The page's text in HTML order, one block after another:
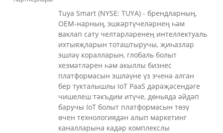
Tuya Smart (NYSE: TUYA) - брендларның,
OEM-нарның, эшкәртүчеләрнең һәм
ваклап сату челтәрләренең интеллектуаль
ихтыяҗларын тоташтыручы, җиһазлар
эшләү коралларын, глобаль болыт
хезмәтләрен һәм акыллы бизнес
платформасын эшләүне үз эченә алган
бер тукталышлы IoT PaaS дәрәҗәсендәге
чишелеш тәкъдим итүче, дөньяда әйдәп
баручы IoT болыт платформасын төзү
өчен технологиядән алып маркетинг
каналларына кадәр комплекслы